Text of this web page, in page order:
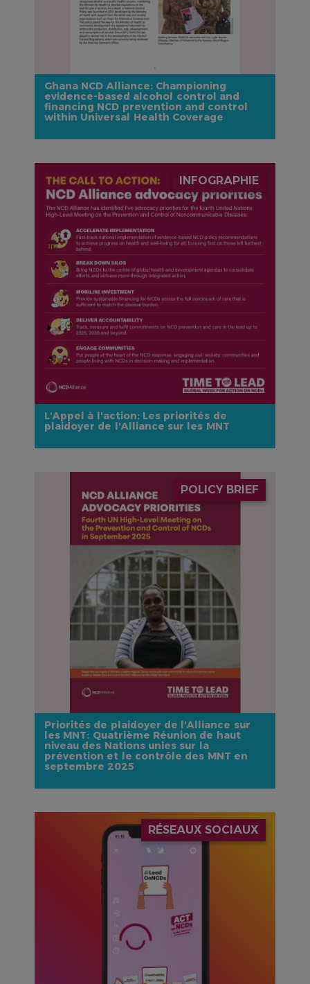
Ghana NCD Alliance: Championing
evidence-based alcohol control and
financing NCD prevention and control
within Universal Health Coverage
INFOGRAPHIE
L'Appel à l'action: Les priorités de
plaidoyer de l'Alliance sur les MNT
POLICY BRIEF
Priorités de plaidoyer de l'Alliance sur
les MNT: Quatrième Réunion de haut
niveau des Nations unies sur la
prévention et le contrôle des MNT en
septembre 2025
RÉSEAUX SOCIAUX